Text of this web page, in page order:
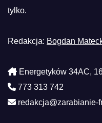
tylko.
Redakcja: Bogdan
Energetyków 34AC,
773 313 742
redakcja@zarabianie-